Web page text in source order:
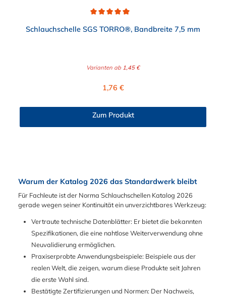
Schlauchschelle SGS TORRO®, Bandbreite 7,5 mm
Varianten ab 1,45 €
Regulärer Preis:
1,76 €
Zum Produkt
Warum der Katalog 2026 das Standardwerk bleibt
Für Fachleute ist der Norma Schlauchschellen Katalog 2026
gerade wegen seiner Kontinuität ein unverzichtbares Werkzeug:
Vertraute technische Datenblätter: Er bietet die bekannten
Spezifikationen, die eine nahtlose Weiterverwendung ohne
Neuvalidierung ermöglichen.
Praxiserprobte Anwendungsbeispiele: Beispiele aus der
realen Welt, die zeigen, warum diese Produkte seit Jahren
die erste Wahl sind.
Bestätigte Zertifizierungen und Normen: Der Nachweis,